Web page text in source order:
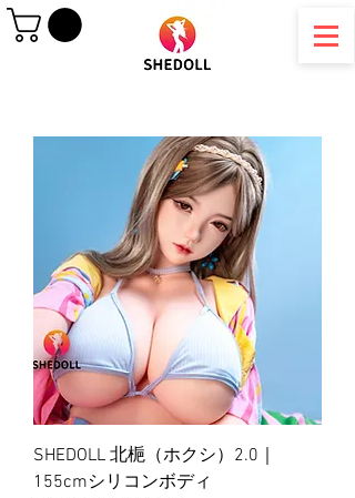
SHEDOLL 北梔（ホクシ）2.0｜
155cmシリコンボディ